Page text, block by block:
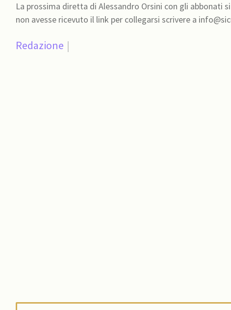
La prossima diretta di Alessandro Orsini con gli abbonati
Redazione |